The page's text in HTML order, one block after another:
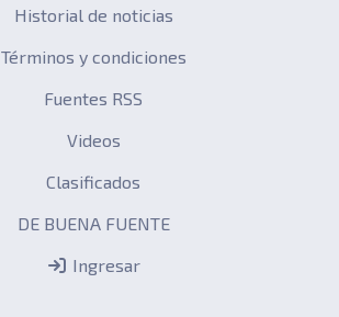
Historial de noticias
Términos y condiciones
Fuentes RSS
Videos
Clasificados
DE BUENA FUENTE
Ingresar